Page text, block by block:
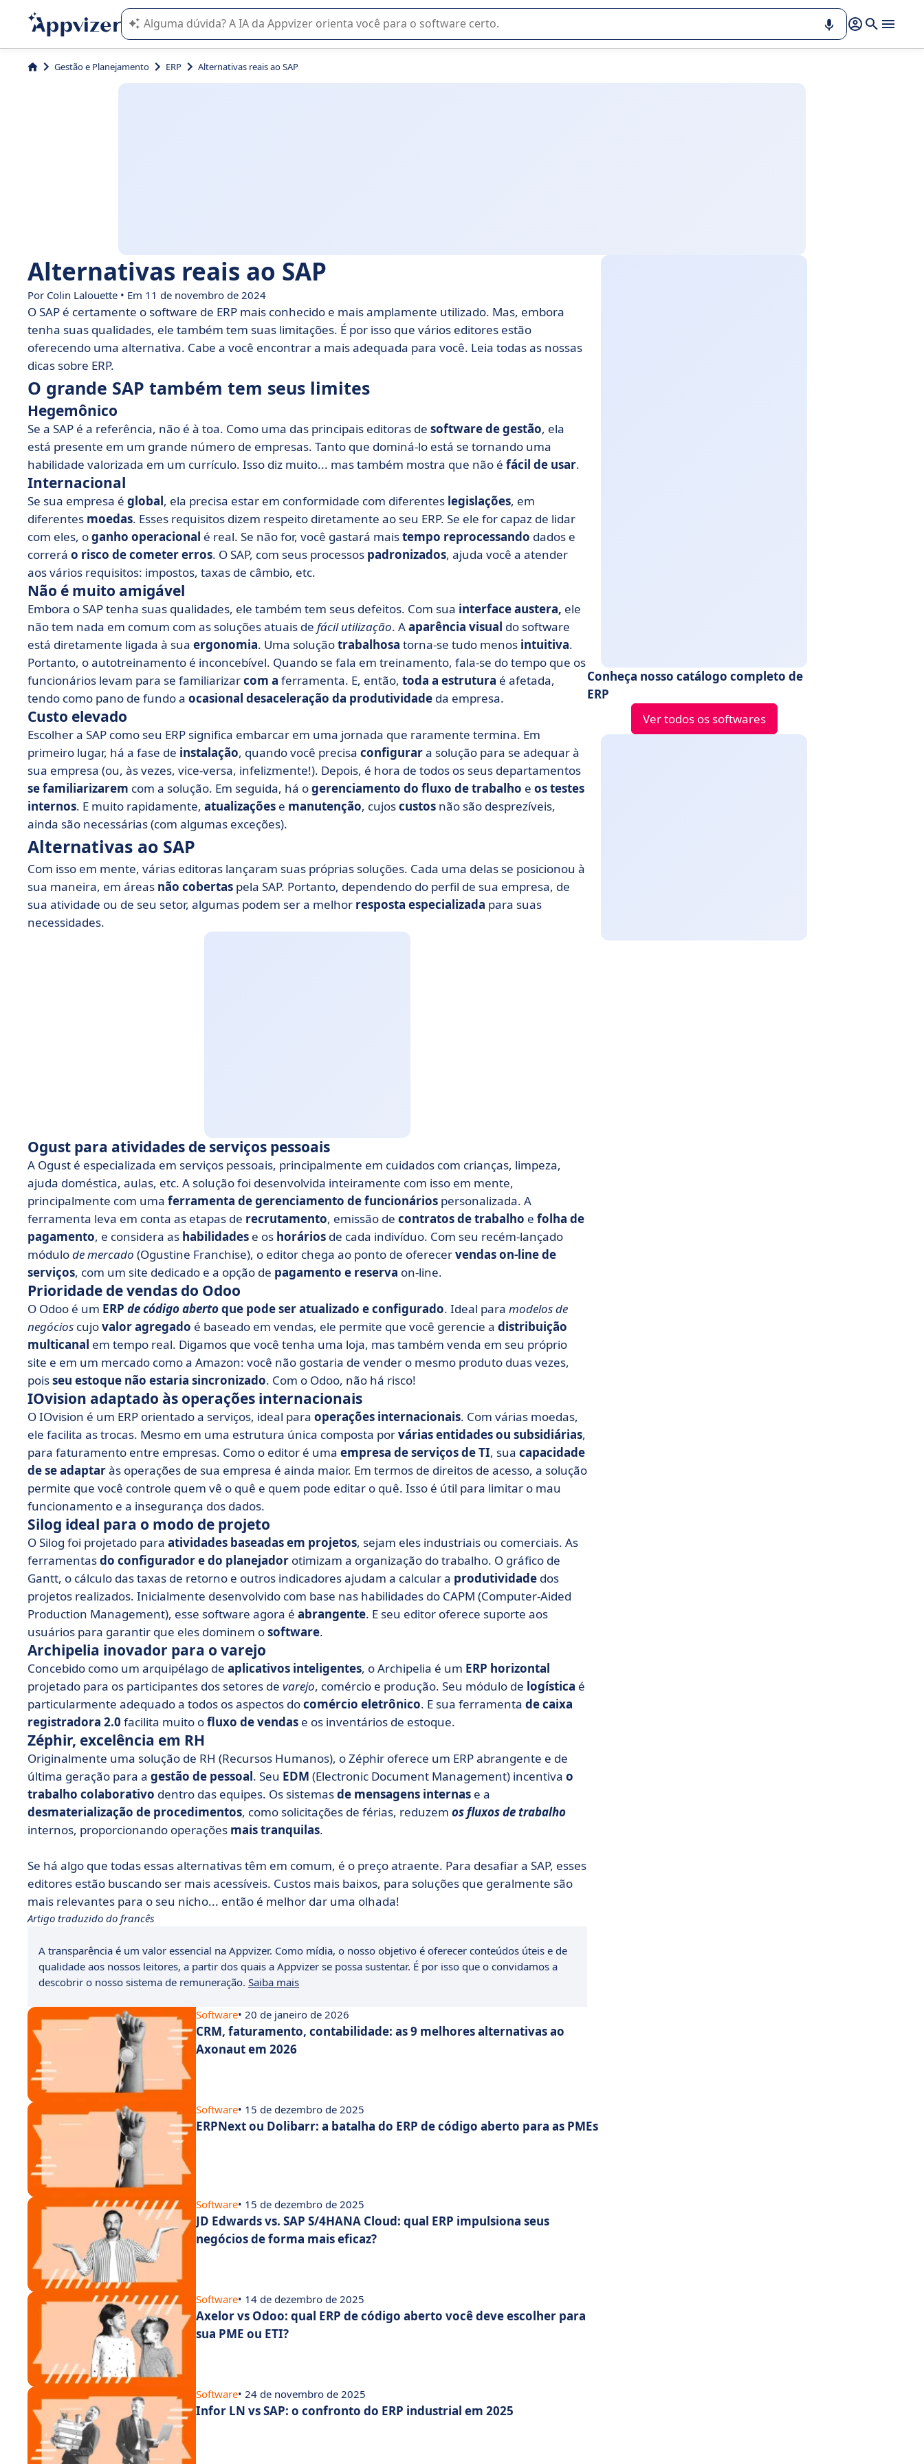
A IA do Appvizer o orienta no uso ou na seleção de software SaaS para sua empresa.
Gestão e Planejamento ERP Alternativas reais ao SAP
Alternativas reais ao SAP
Por Colin Lalouette • Em 11 de novembro de 2024
O SAP é certamente o software de ERP mais conhecido e mais amplamente utilizado. Mas, embora
tenha suas qualidades, ele também tem suas limitações. É por isso que vários editores estão
oferecendo uma alternativa. Cabe a você encontrar a mais adequada para você. Leia todas as nossas
dicas sobre ERP.
O grande SAP também tem seus limites
Hegemônico
Se a SAP é a referência, não é à toa. Como uma das principais editoras de software de gestão, ela
está presente em um grande número de empresas. Tanto que dominá-lo está se tornando uma
habilidade valorizada em um currículo. Isso diz muito... mas também mostra que não é fácil de usar.
Internacional
Se sua empresa é global, ela precisa estar em conformidade com diferentes legislações, em
diferentes moedas. Esses requisitos dizem respeito diretamente ao seu ERP. Se ele for capaz de lidar
com eles, oganho operacional é real. Se não for, você gastará maistempo reprocessando dados e
correrá o risco de cometer erros. O SAP, com seus processos padronizados, ajuda você a atender
aos vários requisitos: impostos, taxas de câmbio, etc.
Não é muito amigável
Embora o SAP tenha suas qualidades, ele também tem seus defeitos. Com sua interface austera, ele
não tem nada em comum com as soluções atuais de fácil utilização. Aaparência visual do software
está diretamente ligada à sua ergonomia. Uma soluçãotrabalhosa torna-se tudo menos intuitiva.
Portanto, o autotreinamento é inconcebível. Quando se fala em treinamento, fala-se do tempo que os
funcionários levam para se familiarizarcom a ferramenta. E, então, toda a estrutura é afetada,
tendo como pano de fundo a ocasional desaceleração da produtividade da empresa.
Custo elevado
Escolher a SAP como seu ERP significa embarcar em uma jornada que raramente termina. Em
primeiro lugar, há a fase de instalação, quando você precisa configurara solução para se adequar à
sua empresa (ou, às vezes, vice-versa, infelizmente!). Depois, é hora de todos os seus departamentos
se familiarizarem com a solução. Em seguida, há ogerenciamento do fluxo de trabalho e os testes
internos. E muito rapidamente, atualizações e manutenção, cujoscustos não são desprezíveis,
ainda são necessárias (com algumas exceções).
Alternativas ao SAP
Com isso em mente, várias editoras lançaram suas próprias soluções. Cada uma delas se posicionou à
sua maneira, em áreas não cobertas pela SAP. Portanto, dependendo do perfil de sua empresa, de
sua atividade ou de seu setor, algumas podem ser a melhor resposta especializada para suas
necessidades.
Ogust para atividades de serviços pessoais
A Ogust é especializada em serviços pessoais, principalmente em cuidados com crianças, limpeza,
ajuda doméstica, aulas, etc. A solução foi desenvolvida inteiramente com isso em mente,
principalmente com uma ferramenta de gerenciamento de funcionários personalizada. A
ferramenta leva em conta as etapas de recrutamento, emissão de contratos de trabalho e folha de
pagamento, e considera as habilidades e os horários de cada indivíduo. Com seu recém-lançado
módulode mercado (Ogustine Franchise), o editor chega ao ponto de oferecervendas on-line de
serviços, com um site dedicado e a opção de pagamento e reserva on-line.
Prioridade de vendas do Odoo
O Odoo é um ERP de código abertoque pode ser atualizado e configurado. Ideal para modelos de
negócios cujovalor agregado é baseado em vendas, ele permite que você gerencie a distribuição
multicanal em tempo real. Digamos que você tenha uma loja, mas também venda em seu próprio
site e em um mercado como a Amazon: você não gostaria de vender o mesmo produto duas vezes,
poisseu estoque não estaria sincronizado. Com o Odoo, não há risco!
IOvision adaptado às operações internacionais
O IOvision é um ERP orientado a serviços, ideal para operações internacionais. Com várias moedas,
ele facilita as trocas. Mesmo em uma estrutura única composta porvárias entidades ou subsidiárias,
para faturamento entre empresas. Como o editor é uma empresa de serviços de TI, sua capacidade
de se adaptaràs operações de sua empresa é ainda maior. Em termos de direitos de acesso, a solução
permite que você controle quem vê o quê e quem pode editar o quê. Isso é útil para limitar o mau
funcionamento e a insegurança dos dados.
Silog ideal para o modo de projeto
O Silog foi projetado para atividades baseadas em projetos, sejam eles industriais ou comerciais. As
ferramentasdo configurador e do planejador otimizam a organização do trabalho. O gráfico de
Gantt, o cálculo das taxas de retorno e outros indicadores ajudam a calcular a produtividade dos
projetos realizados. Inicialmente desenvolvido com base nas habilidades do CAPM (Computer-Aided
Production Management), esse software agora é abrangente. E seu editor oferece suporte aos
usuários para garantir que eles dominem osoftware.
Archipelia inovador para o varejo
Concebido como um arquipélago de aplicativos inteligentes, o Archipelia é um ERP horizontal
projetado para os participantes dos setores de varejo, comércio e produção. Seu módulo de logística é
particularmente adequado a todos os aspectos docomércio eletrônico. E sua ferramenta de caixa
registradora 2.0 facilita muito ofluxo de vendas e os inventários de estoque.
Zéphir, excelência em RH
Originalmente uma solução de RH (Recursos Humanos), o Zéphir oferece um ERP abrangente e de
última geração para a gestão de pessoal. Seu EDM (Electronic Document Management) incentiva o
trabalho colaborativo dentro das equipes. Os sistemasde mensagens internas e a
desmaterialização de procedimentos, como solicitações de férias, reduzem os fluxos de trabalho
internos, proporcionando operações mais tranquilas.
Se há algo que todas essas alternativas têm em comum, é o preço atraente. Para desafiar a SAP, esses
editores estão buscando ser mais acessíveis. Custos mais baixos, para soluções que geralmente são
mais relevantes para o seu nicho... então é melhor dar uma olhada!
Artigo traduzido do francês
A transparência é um valor essencial na Appvizer. Como mídia, o nosso objetivo é oferecer conteúdos úteis e de
qualidade aos nossos leitores, a partir dos quais a Appvizer se possa sustentar. É por isso que o convidamos a
descobrir o nosso sistema de remuneração. Saiba mais
Conheça nosso catálogo completo de
ERP
Ver todos os softwares
Software• 20 de janeiro de 2026
CRM, faturamento, contabilidade: as 9 melhores alternativas ao
Axonaut em 2026
Software• 15 de dezembro de 2025
ERPNext ou Dolibarr: a batalha do ERP de código aberto para as PMEs
Software• 15 de dezembro de 2025
JD Edwards vs. SAP S/4HANA Cloud: qual ERP impulsiona seus
negócios de forma mais eficaz?
Software• 14 de dezembro de 2025
Axelor vs Odoo: qual ERP de código aberto você deve escolher para
sua PME ou ETI?
Software• 24 de novembro de 2025
Infor LN vs SAP: o confronto do ERP industrial em 2025